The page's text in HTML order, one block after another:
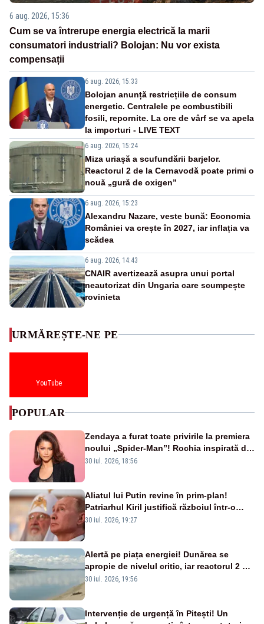
6 aug. 2026, 15:36
Cum se va întrerupe energia electrică la marii
consumatori industriali? Bolojan: Nu vor exista
compensații
6 aug. 2026, 15:33
Bolojan anunță restricțiile de consum
energetic. Centralele pe combustibili
fosili, repornite. La ore de vârf se va apela
la importuri - LIVE TEXT
6 aug. 2026, 15:24
Miza uriașă a scufundării barjelor.
Reactorul 2 de la Cernavodă poate primi o
nouă „gură de oxigen”
6 aug. 2026, 15:23
Alexandru Nazare, veste bună: Economia
României va crește în 2027, iar inflația va
scădea
6 aug. 2026, 14:43
CNAIR avertizează asupra unui portal
neautorizat din Ungaria care scumpește
rovinieta
URMĂREȘTE-NE PE
YouTube
POPULAR
Zendaya a furat toate privirile la premiera
noului „Spider-Man”! Rochia inspirată de
pânza de păianjen a făcut senzație
30 iul. 2026, 18:56
Aliatul lui Putin revine în prim-plan!
Patriarhul Kiril justifică războiul într-o
nouă carte
30 iul. 2026, 19:27
Alertă pe piața energiei! Dunărea se
apropie de nivelul critic, iar reactorul 2 de
la Cernavodă ar putea fi oprit
30 iul. 2026, 19:56
Intervenție de urgență în Pitești! Un